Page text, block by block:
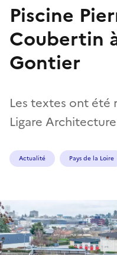
Piscine
Coubertin
Gontier
Les textes ont été
Ligare
Actualité Pays de la Loire